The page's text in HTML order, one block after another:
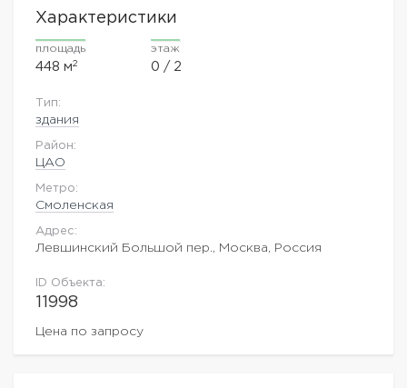
Характеристики
площадь
448 м2
этаж
0 / 2
Тип:
здания
Район:
ЦАО
Метро:
Смоленская
Адрес:
Левшинский Большой пер., Москва, Россия
ID Объекта:
11998
Цена по запросу